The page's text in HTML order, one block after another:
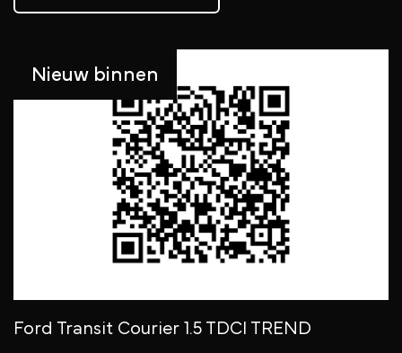
Ford Transit Courier 1.5 TDCI TREND
Nieuw binnen